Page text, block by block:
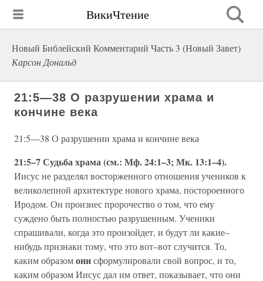
ВикиЧтение
Новый Библейский Комментарий Часть 3 (Новый Завет)
Карсон Дональд
21:5—38 О разрушении храма и
кончине века
21:5—38 О разрушении храма и кончине века
21:5–7 Судьба храма (см.: Мф. 24:1–3; Мк. 13:1–4).
Иисус не разделял восторженного отношения учеников к
великолепной архитектуре нового храма, постороенного
Иродом. Он произнес пророчество о том, что ему
суждено быть полностью разрушенным. Ученики
спрашивали, когда это произойдет, и будут ли какие–
нибудь признаки тому, что это вот–вот случится. То,
каким образомонисформулировали свой вопрос, и то,
каким образом Иисус дал им ответ, показывает, что они